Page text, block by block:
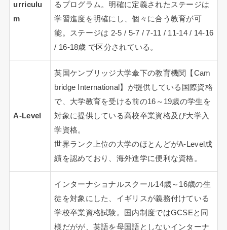
urriculu
m
るプログラム。明確に定義されたステージは
学習進度を明確にし、個々に合う教育が可
能。ステージは 2-5 / 5-7 / 7-11 / 11-14 / 14-16
/ 16-18歳 で区分されている。
A-Level
英国ケンブリッジ大学傘下の教育機関【Cam
bridge International】が提供している国際資格
で、大学教育を受ける前の16～19歳の学生を
対象に提供している高校卒業資格及び大学入
学資格。
世界ランク上位の大学のほとんどがA-Level成
績を認めており、海外進学に便利な資格。
インターナショナルスクール14歳～16歳の生
徒を対象にした、イギリスが義務付けている
学校卒業資格試験。国内制度ではGCSEと同
様だがが、英語を母国語としないインターナ